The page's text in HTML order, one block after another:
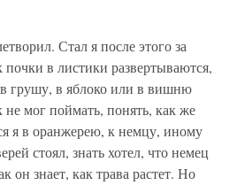
Стал я после этого за
почки в листики развертываются,
в грушу, в яблоко или в вишню
мог поймать, понять, как же
я в оранжерею, к немцу, иному
стоял, знать хотел, что немец
он знает, как трава растет. Но